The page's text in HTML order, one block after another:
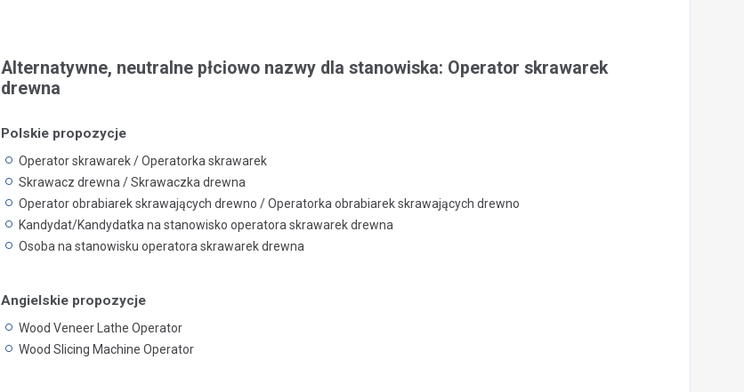
Alternatywne, neutralne płciowo nazwy dla stanowiska: Operator skrawarek
drewna
Polskie propozycje
Operator skrawarek / Operatorka skrawarek
Skrawacz drewna / Skrawaczka drewna
Operator obrabiarek skrawających drewno / Operatorka obrabiarek skrawających drewno
Kandydat/Kandydatka na stanowisko operatora skrawarek drewna
Osoba na stanowisku operatora skrawarek drewna
Angielskie propozycje
Wood Veneer Lathe Operator
Wood Slicing Machine Operator